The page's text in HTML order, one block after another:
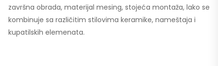
završna obrada, materijal mesing, stojeća montaža, lako se
kombinuje sa različitim stilovima keramike, nameštaja i
kupatilskih elemenata.